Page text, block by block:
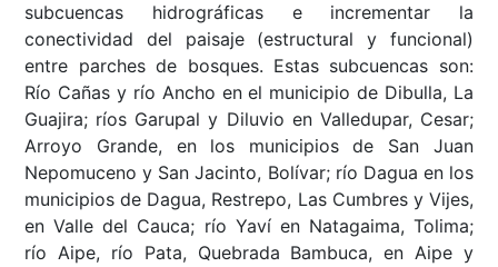
subcuencas hidrográficas e incrementar la
conectividad del paisaje (estructural y funcional)
entre parches de bosques. Estas subcuencas son:
Río Cañas y río Ancho en el municipio de Dibulla, La
Guajira; ríos Garupal y Diluvio en Valledupar, Cesar;
Arroyo Grande, en los municipios de San Juan
Nepomuceno y San Jacinto, Bolívar; río Dagua en los
municipios de Dagua, Restrepo, Las Cumbres y Vijes,
en Valle del Cauca; río Yaví en Natagaima, Tolima;
río Aipe, río Pata, Quebrada Bambuca, en Aipe y